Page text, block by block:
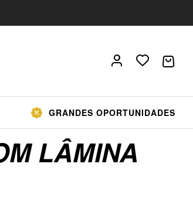
GRANDES OPORTUNIDADES
LÂMINA